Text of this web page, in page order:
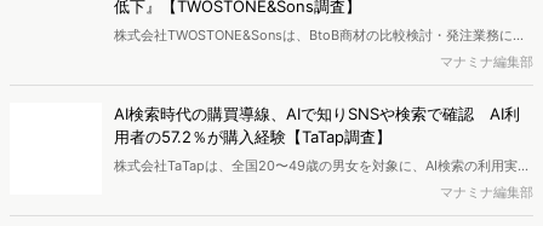
低下』【TWOSTONE&Sons調査】
株式会社TWOSTONE&Sonsは、BtoB商材の比較検討・発注業務に携
わる担当者を対象に、コンテンツのAIっぽさに関する意識調査を実施
し、結果を公開しました。
マナミナ編集部
AI検索時代の購買導線、AIで知りSNSや検索で確認 AI利
用者の57.2％が購入経験【TaTap調査】
株式会社TaTapは、全国20〜49歳の男女を対象に、AI検索の利用実態
と、AIで知った商品をどこで確かめているかを調査し、結果を公開し
ました。
マナミナ編集部